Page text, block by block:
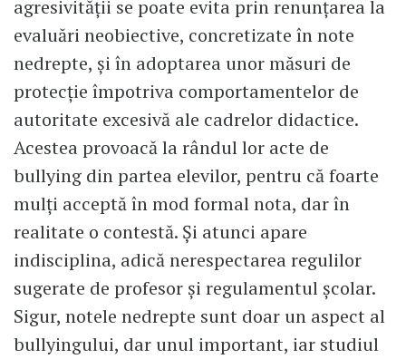
agresivității se poate evita prin renunțarea la
evaluări neobiective, concretizate în note
nedrepte, și în adoptarea unor măsuri de
protecție împotriva comportamentelor de
autoritate excesivă ale cadrelor didactice.
Acestea provoacă la rândul lor acte de
bullying din partea elevilor, pentru că foarte
mulți acceptă în mod formal nota, dar în
realitate o contestă. Și atunci apare
indisciplina, adică nerespectarea regulilor
sugerate de profesor și regulamentul școlar.
Sigur, notele nedrepte sunt doar un aspect al
bullyingului, dar unul important, iar studiul